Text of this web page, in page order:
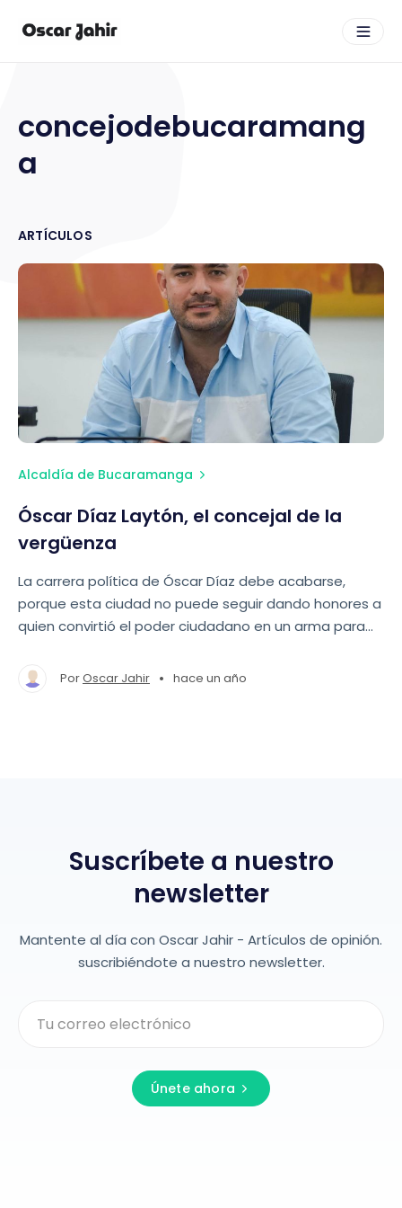
concejodebucaramang
a
ARTÍCULOS
Alcaldía de Bucaramanga
Óscar Díaz Laytón, el concejal de la
vergüenza
La carrera política de Óscar Díaz debe acabarse,
porque esta ciudad no puede seguir dando honores a
quien convirtió el poder ciudadano en un arma para
PorOscar Jahir • hace un año
Suscríbete a nuestro
newsletter
Mantente al día con Oscar Jahir - Artículos de opinión.
suscribiéndote a nuestro newsletter.
Únete ahora